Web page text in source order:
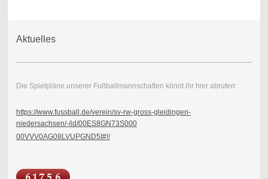
Aktuelles
Die Spielpläne unserer Fußballmannschaften könnt ihr hier abrufen:
https://www.fussball.de/verein/sv-rw-gross-gleidingen-
niedersachsen/-/id/00ES8GN73S000
00VVV0AG08LVUPGND5I#!/